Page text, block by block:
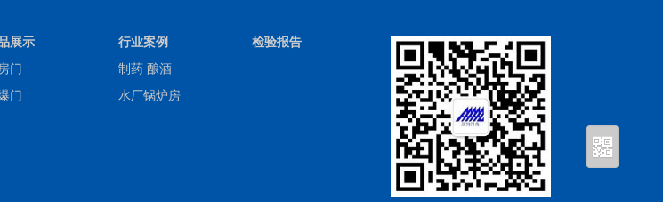
展示
门
门
行业案例
制药 酿酒
水厂锅炉房
检验报告